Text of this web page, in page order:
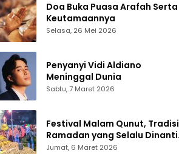
Doa Buka Puasa Arafah Serta
Keutamaannya
Selasa, 26 Mei 2026
Penyanyi Vidi Aldiano
Meninggal Dunia
Sabtu, 7 Maret 2026
Festival Malam Qunut, Tradisi
Ramadan yang Selalu Dinanti
Warga Gorontalo
Jumat, 6 Maret 2026